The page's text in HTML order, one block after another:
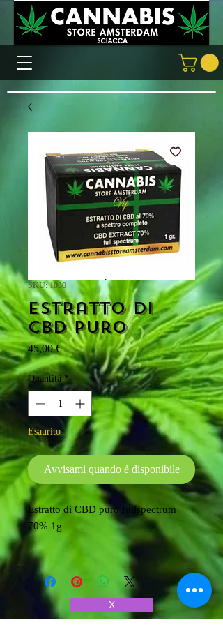
SKU: 1030
Estratto di
CBD puro
45,00 €Prezzo
Quantità *
Esaurito
Avvisami quando è disponibile
Estratto di CBD puro fullspectrum
70% 1g
X